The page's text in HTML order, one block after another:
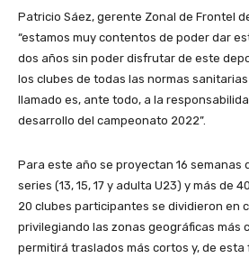
Patricio Sáez, gerente Zonal de Frontel
“estamos muy contentos de poder dar
dos años sin poder disfrutar de este
los clubes de todas las normas
llamado es, ante todo, a la
desarrollo del campeonato 2022”.
Para este año se proyectan 16 semanas
series (13, 15, 17 y adulta U23) y más de
20 clubes participantes se dividieron en
privilegiando las zonas geográficas más
permitirá traslados más cortos y, de esta